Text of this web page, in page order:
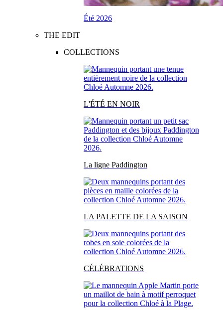
Été 2026
THE EDIT
COLLECTIONS
L'ÉTÉ EN NOIR
La ligne Paddington
LA PALETTE DE LA SAISON
CÉLÉBRATIONS